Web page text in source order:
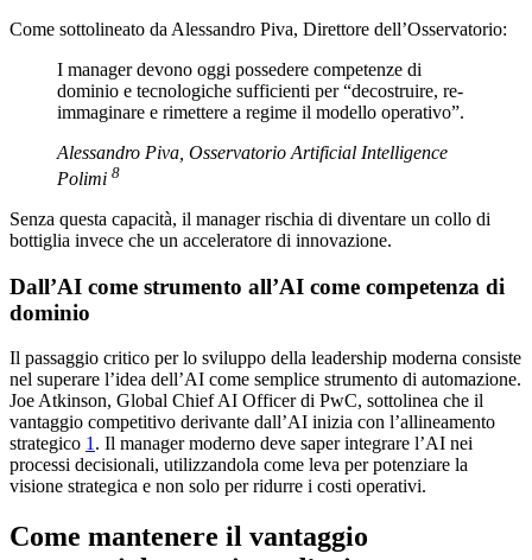
Come sottolineato da Alessandro Piva, Direttore dell’Osservatorio:
I manager devono oggi possedere competenze di
dominio e tecnologiche sufficienti per “decostruire, re-
immaginare e rimettere a regime il modello operativo”.
Alessandro Piva, Osservatorio Artificial Intelligence
Polimi 8
Senza questa capacità, il manager rischia di diventare un collo di
bottiglia invece che un acceleratore di innovazione.
Dall’AI come strumento all’AI come competenza di
dominio
Il passaggio critico per lo sviluppo della leadership moderna consiste
nel superare l’idea dell’AI come semplice strumento di automazione.
Joe Atkinson, Global Chief AI Officer di PwC, sottolinea che il
vantaggio competitivo derivante dall’AI inizia con l’allineamento
strategico 1. Il manager moderno deve saper integrare l’AI nei
processi decisionali, utilizzandola come leva per potenziare la
visione strategica e non solo per ridurre i costi operativi.
Come mantenere il vantaggio